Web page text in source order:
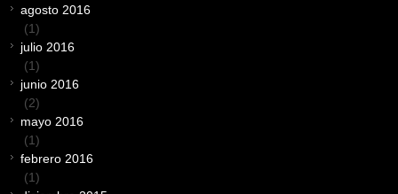
agosto 2016
(1)
julio 2016
(1)
junio 2016
(2)
mayo 2016
(1)
febrero 2016
(1)